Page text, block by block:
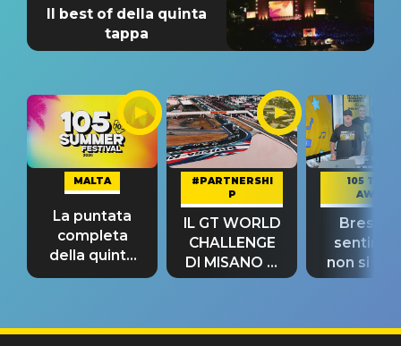
Il best of della quinta
tappa
MALTA
La puntata
completa
della quinta
tappa
#PARTNERSHI
P
IL GT WORLD
CHALLENGE
DI MISANO si
riconferma
105 TAKE
AWAY
Bresh:
non si
fino alla